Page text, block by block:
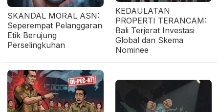
SKANDAL MORAL ASN:
Seperempat Pelanggaran
Etik Berujung
Perselingkuhan
KEDAULATAN
PROPERTI TERANCAM:
Bali Terjerat Investasi
Global dan Skema
Nominee